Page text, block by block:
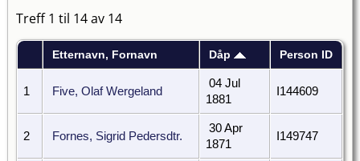
Treff 1 til 14 av 14
Etternavn, Fornavn Dåp Person ID
1 Five, Olaf Wergeland
04 Jul
1881
I144609
2 Fornes, Sigrid Pedersdtr.
30 Apr
1871
I149747